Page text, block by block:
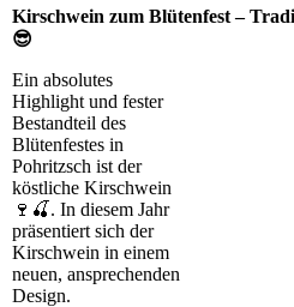
Kirschwein zum Blütenfest –
😎
Ein absolutes
Highlight und fester
Bestandteil des
Blütenfestes in
Pohritzsch ist der
köstliche Kirschwein
🍷🍒. In diesem Jahr
präsentiert sich der
Kirschwein in einem
neuen, ansprechenden
Design.